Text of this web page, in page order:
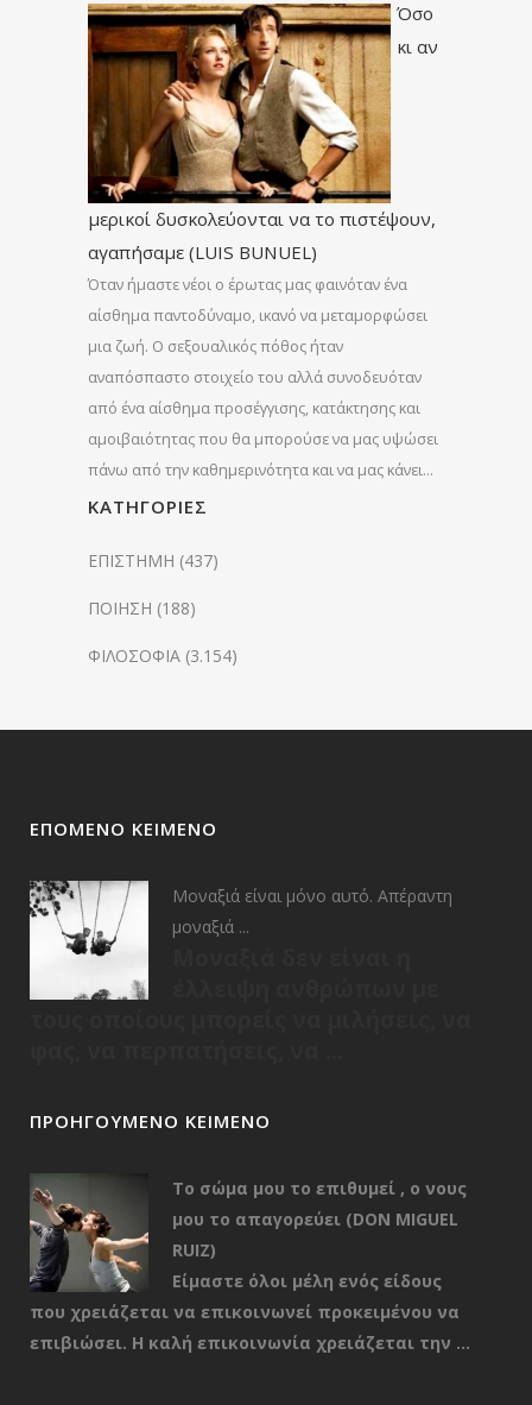
Όσο
κι αν
μερικοί δυσκολεύονται να το πιστέψουν,
αγαπήσαμε (LUIS BUNUEL)
Όταν ήμαστε νέοι ο έρωτας μας φαινόταν ένα
αίσθημα παντοδύναμο, ικανό να μεταμορφώσει
μια ζωή. Ο σεξουαλικός πόθος ήταν
αναπόσπαστο στοιχείο του αλλά συνοδευόταν
από ένα αίσθημα προσέγγισης, κατάκτησης και
αμοιβαιότητας που θα μπορούσε να μας υψώσει
πάνω από την καθημερινότητα και να μας κάνει…
KΑΤΗΓΟΡΊΕΣ
ΕΠΙΣΤΗΜΗ (437)
ΠΟΙΗΣΗ (188)
ΦΙΛΟΣΟΦΙΑ (3.154)
ΕΠΌΜΕΝΟ ΚΕΊΜΕΝΟ
Μοναξιά είναι μόνο αυτό. Απέραντη
μοναξιά ...
ΠΡΟΗΓΟΎΜΕΝΟ ΚΕΊΜΕΝΟ
Το σώμα μου το επιθυμεί , ο νους
μου το απαγορεύει (DON MIGUEL
RUIZ)
Είμαστε όλοι μέλη ενός είδους
που χρειάζεται να επικοινωνεί προκειμένου να
επιβιώσει. Η καλή επικοινωνία χρειάζεται την ...